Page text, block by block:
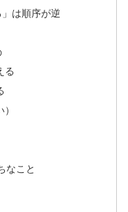
」は順序が逆
る
なこと